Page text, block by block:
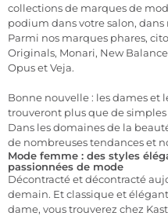
collections de marques de
podium dans votre salon,
Parmi nos marques phares,
Originals, Monari, New
Opus et Veja.
Bonne nouvelle : les dames et
trouveront plus que de
Dans les domaines de la
de nombreuses tendances et
Mode femme : des styles
passionnées de mode
Décontracté et décontracté
demain. Et classique et
dame, vous trouverez chez